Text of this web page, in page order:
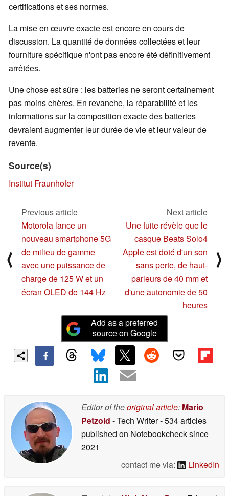
certifications et ses normes.
La mise en œuvre exacte est encore en cours de
discussion. La quantité de données collectées et leur
fourniture spécifique n'ont pas encore été définitivement
arrêtées.
Une chose est sûre : les batteries ne seront certainement
pas moins chères. En revanche, la réparabilité et les
informations sur la composition exacte des batteries
devraient augmenter leur durée de vie et leur valeur de
revente.
Source(s)
Institut Fraunhofer
⟨
Previous article
Motorola lance un
nouveau smartphone 5G
de milieu de gamme
avec une puissance de
charge de 125 W et un
écran OLED de 144 Hz
Next article
Une fuite révèle que le
casque Beats Solo4
Apple est doté d'un son
sans perte, de haut-
parleurs de 40 mm et
d'une autonomie de 50
heures
⟩
Add as a preferred
source on Google
Editor of theoriginal article: Mario
Petzold - Tech Writer- 534 articles
published on Notebookchecksince
2021
contact me via:
LinkedIn